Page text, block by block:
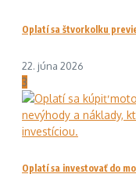
Oplatí sa štvorkolku
22. júna 2026
3
Oplatí sa investovať do